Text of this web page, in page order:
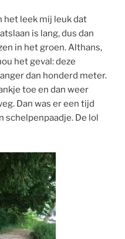
het leek mij leuk dat
is lang, dus dan
in het groen. Althans,
het geval: deze
dan honderd meter.
toe en dan weer
Dan was er een tijd
schelpenpaadje. De lol